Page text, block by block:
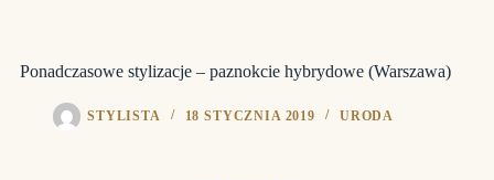
Ponadczasowe stylizacje – paznokcie hybrydowe (Warszawa)
STYLISTA 18 STYCZNIA 2019 URODA